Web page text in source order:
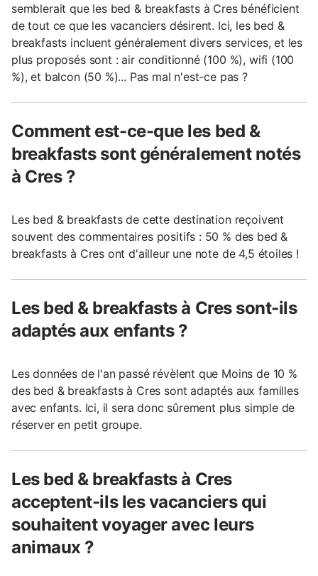
semblerait que les bed & breakfasts à Cres bénéficient
de tout ce que les vacanciers désirent. Ici, les bed &
breakfasts incluent généralement divers services, et les
plus proposés sont : air conditionné (100 %), wifi (100
%), et balcon (50 %)... Pas mal n'est-ce pas ?
Comment est-ce-que les bed &
breakfasts sont généralement notés
à Cres ?
Les bed & breakfasts de cette destination reçoivent
souvent des commentaires positifs : 50 % des bed &
breakfasts à Cres ont d'ailleur une note de 4,5 étoiles !
Les bed & breakfasts à Cres sont-ils
adaptés aux enfants ?
Les données de l'an passé révèlent que Moins de 10 %
des bed & breakfasts à Cres sont adaptés aux familles
avec enfants. Ici, il sera donc sûrement plus simple de
réserver en petit groupe.
Les bed & breakfasts à Cres
acceptent-ils les vacanciers qui
souhaitent voyager avec leurs
animaux ?